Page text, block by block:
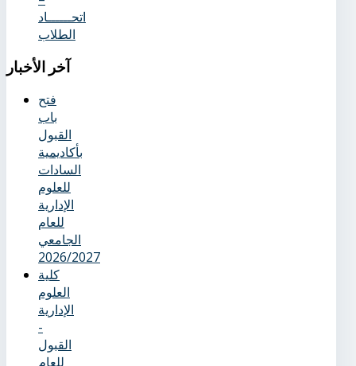
اتحــــــاد
الطلاب
آخر
الأخبار
فتح
باب
القبول
بأكاديمية
السادات
للعلوم
الإدارية
للعام
الجامعي
2026/2027
كلية
العلوم
الإدارية
-
القبول
للعام